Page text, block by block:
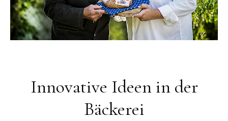
Innovative Ideen in der
Bäckerei